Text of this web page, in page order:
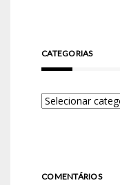
CATEGORIAS
COMENTÁRIOS